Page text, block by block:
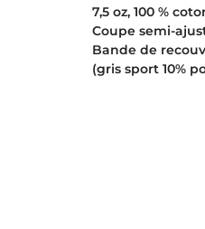
7,5 oz, 100 %
Coupe semi-
Bande de
(gris sport 10%